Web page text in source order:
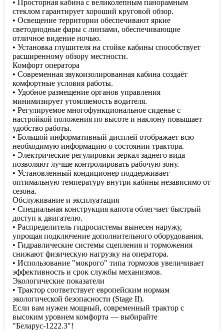
• Просторная кабина с великолепным панорамным
стеклом гарантирует хороший круговой обзор.
• Освещение территории обеспечивают яркие
светодиодные фары с линзами, обеспечивающие
отличное видение ночью.
• Установка глушителя на стойке кабины способствует
расширенному обзору местности.
Комфорт оператора
• Современная звукоизолированная кабина создаёт
комфортные условия работы.
• Удобное размещение органов управления
минимизирует утомляемость водителя.
• Регулируемое многофункциональное сиденье с
настройкой положения по высоте и наклону повышает
удобство работы.
• Большой информативный дисплей отображает всю
необходимую информацию о состоянии трактора.
• Электрические регулировки зеркал заднего вида
позволяют лучше контролировать рабочую зону.
• Установленный кондиционер поддерживает
оптимальную температуру внутри кабины независимо от
сезона.
Обслуживание и эксплуатация
• Специальная конструкция капота облегчает быстрый
доступ к двигателю.
• Распределитель гидросистемы вынесен наружу,
упрощая подключение дополнительного оборудования.
• Гидравлические системы сцепления и торможения
снижают физическую нагрузку на оператора.
• Использование "мокрого" типа тормозов увеличивает
эффективность и срок службы механизмов.
Экологические показатели
• Трактор соответствует европейским нормам
экологической безопасности (Stage II).
Если вам нужен мощный, современный трактор с
высоким уровнем комфорта — выбирайте
"Беларус-1222.3"!